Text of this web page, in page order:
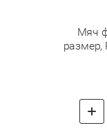
Мяч
размер,